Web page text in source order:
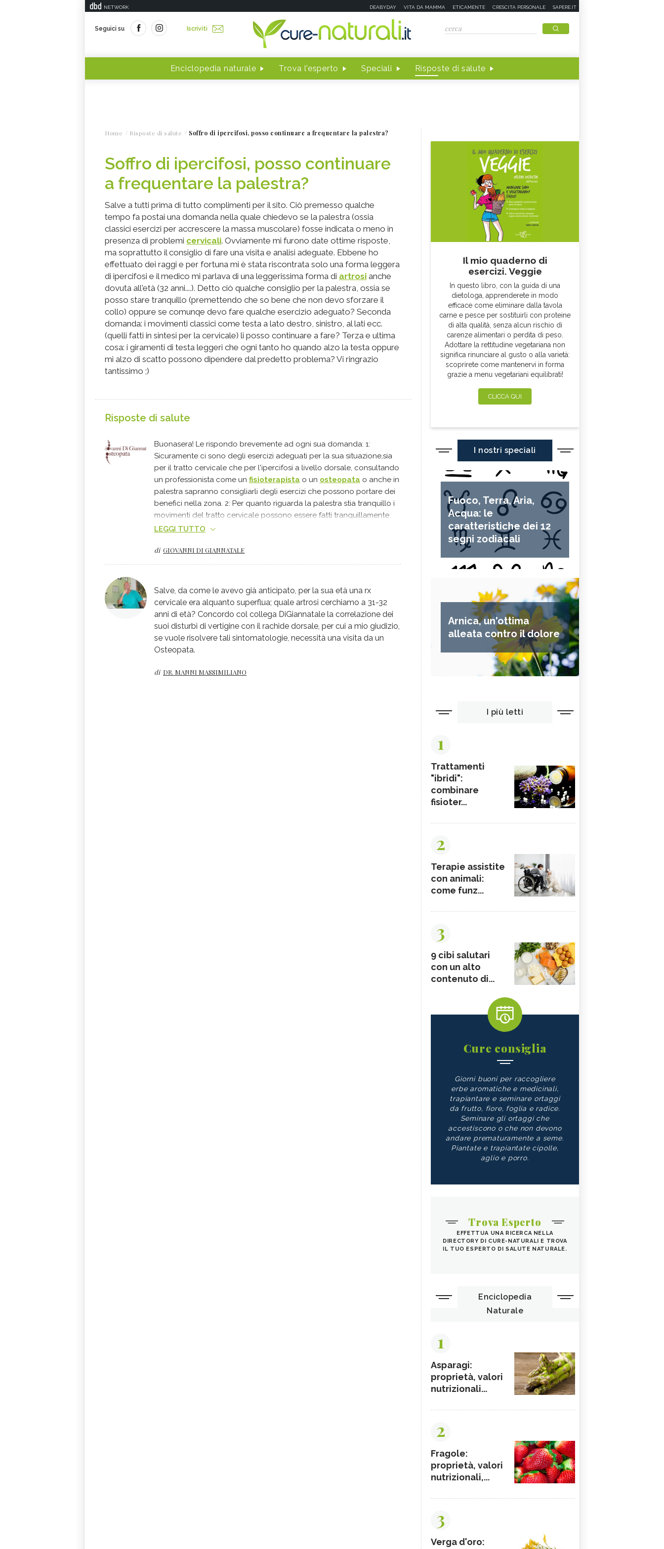
NETWORK DEABYDAY VITA DA MAMMA ETICAMENTE CRESCITA PERSONALE SAPERE.IT
Seguici su Iscriviti
Enciclopedia naturale Trova l'esperto Speciali Risposte di salute
Home Risposte di salute Soffro di ipercifosi, posso continuare a frequentare la palestra?
Soffro di ipercifosi, posso continuare
a frequentare la palestra?
Salve a tutti prima di tutto complimenti per il sito. Ciò premesso qualche
tempo fa postai una domanda nella quale chiedevo se la palestra (ossia
classici esercizi per accrescere la massa muscolare) fosse indicata o meno in
presenza di problemi cervicali. Ovviamente mi furono date ottime risposte,
ma soprattutto il consiglio di fare una visita e analisi adeguate. Ebbene ho
effettuato dei raggi e per fortuna mi è stata riscontrata solo una forma leggera
di ipercifosi e il medico mi parlava di una leggerissima forma di artrosi anche
dovuta all'età (32 anni....). Detto ciò qualche consiglio per la palestra, ossia se
posso stare tranquillo (premettendo che so bene che non devo sforzare il
collo) oppure se comunqe devo fare qualche esercizio adeguato? Seconda
domanda: i movimenti classici come testa a lato destro, sinistro, al lati ecc.
(quelli fatti in sintesi per la cervicale) li posso continuare a fare? Terza e ultima
cosa: i giramenti di testa leggeri che ogni tanto ho quando alzo la testa oppure
mi alzo di scatto possono dipendere dal predetto problema? Vi ringrazio
tantissimo ;)
Risposte di salute
Buonasera! Le rispondo brevemente ad ogni sua domanda: 1:
Sicuramente ci sono degli esercizi adeguati per la sua situazione,sia
per il tratto cervicale che per l'ipercifosi a livello dorsale, consultando
un professionista come un fisioterapista o un osteopata o anche in
palestra sapranno consigliarli degli esercizi che possono portare dei
benefici nella zona. 2: Per quanto riguarda la palestra stia tranquillo i
movimenti del tratto cervicale possono essere fatti tranquillamente
senza però effettuare degli sforzi eccessivi e facendosi sempre
palestra). 3: Per quanto riguarda i giramenti di testa ( vertigini), sono
sicuramente da indagare in modo particolare se derivano da disturbi
dell'equilibrio). Anche in questo caso consiglio sempre di farsi seguire
da un professionista del settore. Altro concetto molto importante da
un punto di vista osteopatico è la stretta relazione che c'è tra il tratto
dorsale e il tratto cervicale e i giramenti di testa che lei accusa. A
presto!!
LEGGI TUTTO
di GIOVANNI DI GIANNATALE
Salve, da come le avevo già anticipato, per la sua età una rx
cervicale era alquanto superflua; quale artrosi cerchiamo a 31-32
anni di età? Concordo col collega DiGiannatale la correlazione dei
suoi disturbi di vertigine con il rachide dorsale, per cui a mio giudizio,
se vuole risolvere tali sintomatologie, necessità una visita da un
Osteopata.
di DR. MANNI MASSIMILIANO
Il mio quaderno di
esercizi. Veggie
In questo libro, con la guida di una
dietologa, apprenderete in modo
efficace come eliminare dalla tavola
carne e pesce per sostituirli con proteine
di alta qualità, senza alcun rischio di
carenze alimentari o perdita di peso.
Adottare la rettitudine vegetariana non
significa rinunciare al gusto o alla varietà:
scoprirete come mantenervi in forma
grazie a menu vegetariani equilibrati!
CLICCA QUI
I nostri speciali
Fuoco, Terra, Aria,
Acqua: le
caratteristiche dei 12
segni zodiacali
Arnica, un'ottima
alleata contro il dolore
I più letti
1
Trattamenti
"ibridi":
combinare
fisioter...
2
Terapie assistite
con animali:
come funz...
3
9 cibi salutari
con un alto
contenuto di...
Cure consiglia
Giorni buoni per raccogliere
erbe aromatiche e medicinali,
trapiantare e seminare ortaggi
da frutto, fiore, foglia e radice.
Seminare gli ortaggi che
accestiscono o che non devono
andare prematuramente a seme.
Piantate e trapiantate cipolle,
aglio e porro.
Trova Esperto
EFFETTUA UNA RICERCA NELLA
DIRECTORY DI CURE-NATURALI E TROVA
IL TUO ESPERTO DI SALUTE NATURALE.
Enciclopedia
Naturale
1
Asparagi:
proprietà, valori
nutrizionali...
2
Fragole:
proprietà, valori
nutrizionali,...
3
Verga d'oro: